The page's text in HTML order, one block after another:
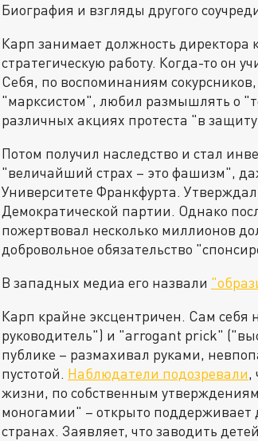
Биография и взгляды другого
Карп занимает должность директора
стратегическую работу. Когда-то он
Себя, по воспоминаниям
"марксистом", любил размышлять о
различных акциях протеста "в
Потом получил наследство и стал
"величайший страх – это фашизм",
Университете Франкфурта.
Демократической партии. Однако
пожертвовал несколько миллионов
добровольное обязательство
В западных медиа его назвали
Карп крайне эксцентричен. Сам
руководитель") и "arrogant prick"
публике – размахивал руками,
пустотой. Наблюдатели подозревали,
жизни, по собственным
моногамии" – открыто
странах. Заявляет, что заводить